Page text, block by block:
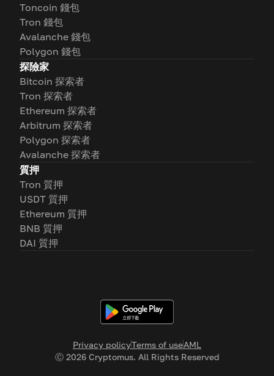
Privacy policyTerms of useAML
Ⓒ 2026Cryptomus. All Rights Reserved
Toncoin 錢包
Tron 錢包
Avalanche 錢包
Polygon 錢包
探險家
Bitcoin 探索者
Tron 探索者
Ethereum 探索者
Arbitrum 探索者
Polygon 探索者
Avalanche 探索者
質押
Tron 質押
USDT 質押
Ethereum 質押
BNB 質押
DAI 質押